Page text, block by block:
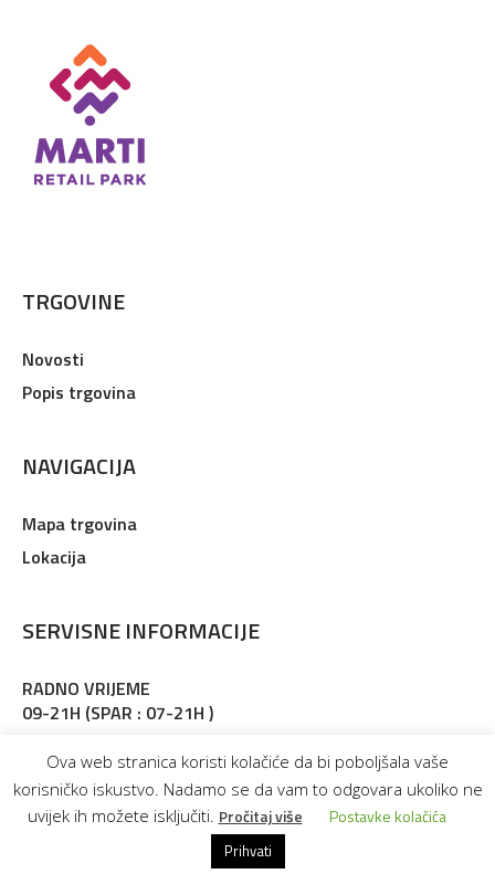
TRGOVINE
Novosti
Popis trgovina
NAVIGACIJA
Mapa trgovina
Lokacija
SERVISNE INFORMACIJE
RADNO VRIJEME
09-21H (SPAR : 07-21H )
MARTI RETAIL PARK © 2025. SVA PRAVA PRIDRŽANA
Ova web stranica koristi kolačiće da bi poboljšala vaše
korisničko iskustvo. Nadamo se da vam to odgovara ukoliko ne
uvijek ih možete isključiti. Pročitaj više Postavke kolačića
Prihvati